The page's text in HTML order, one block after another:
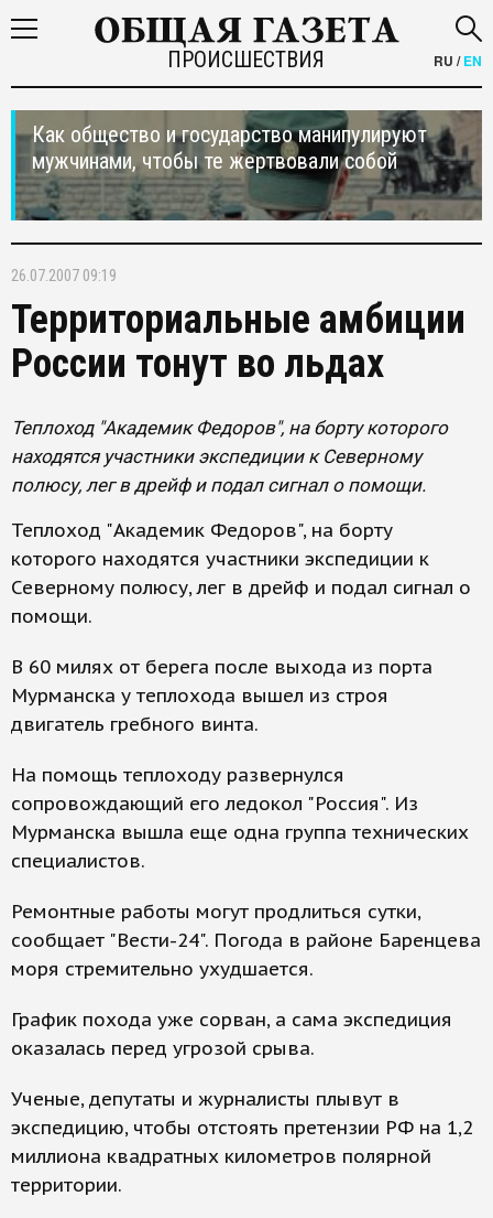
ПРОИСШЕСТВИЯ RU /EN
Как общество и государство манипулируют
мужчинами, чтобы те жертвовали собой
26.07.2007 09:19
Территориальные амбиции
России тонут во льдах
Теплоход "Академик Федоров", на борту которого
находятся участники экспедиции к Северному
полюсу, лег в дрейф и подал сигнал о помощи.
Теплоход "Академик Федоров", на борту
которого находятся участники экспедиции к
Северному полюсу, лег в дрейф и подал сигнал о
помощи.
В 60 милях от берега после выхода из порта
Мурманска у теплохода вышел из строя
двигатель гребного винта.
На помощь теплоходу развернулся
сопровождающий его ледокол "Россия". Из
Мурманска вышла еще одна группа технических
специалистов.
Ремонтные работы могут продлиться сутки,
сообщает "Вести-24". Погода в районе Баренцева
моря стремительно ухудшается.
График похода уже сорван, а сама экспедиция
оказалась перед угрозой срыва.
Ученые, депутаты и журналисты плывут в
экспедицию, чтобы отстоять претензии РФ на 1,2
миллиона квадратных километров полярной
территории.